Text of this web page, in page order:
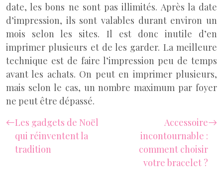
date, les bons ne sont pas illimités. Après la date
d’impression, ils sont valables durant environ un
mois selon les sites. Il est donc inutile d’en
imprimer plusieurs et de les garder. La meilleure
technique est de faire l’impression peu de temps
avant les achats. On peut en imprimer plusieurs,
mais selon le cas, un nombre maximum par foyer
ne peut être dépassé.
Les gadgets de Noël
qui réinventent la
tradition
Accessoire
incontournable :
comment choisir
votre bracelet ?